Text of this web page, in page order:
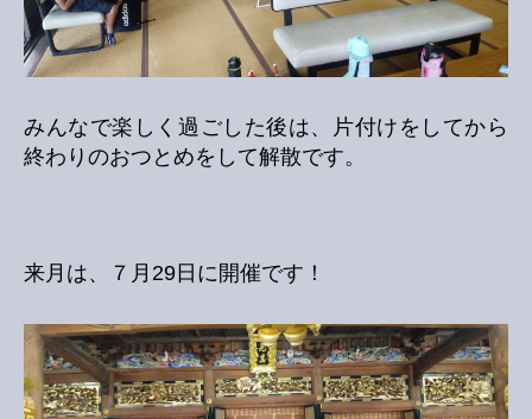
みんなで楽しく過ごした後は、片付けをしてから
終わりのおつとめをして解散です。
来月は、７月29日に開催です！